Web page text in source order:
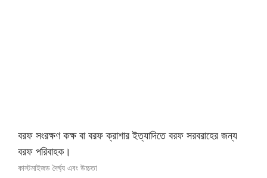
বরফ সংরক্ষণ কক্ষ বা বরফ ক্রাশার ইত্যাদিতে বরফ সরবরাহের জন্য
বরফ পরিবাহক।
কাস্টমাইজড দৈর্ঘ্য এবং উচ্চতা